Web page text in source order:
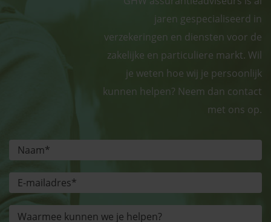
jaren gespecialiseerd in
verzekeringen en diensten voor de
zakelijke en particuliere markt. Wil
je weten hoe wij je persoonlijk
kunnen helpen? Neem dan contact
met ons op.